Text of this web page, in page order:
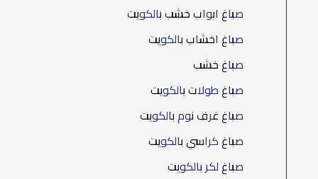
صباغ ابواب خشب بالكويت
صباغ اخشاب بالكويت
صباغ خشب
صباغ طولات بالكويت
صباغ غرف نوم بالكويت
صباغ كراسي بالكويت
صباغ لكر بالكويت